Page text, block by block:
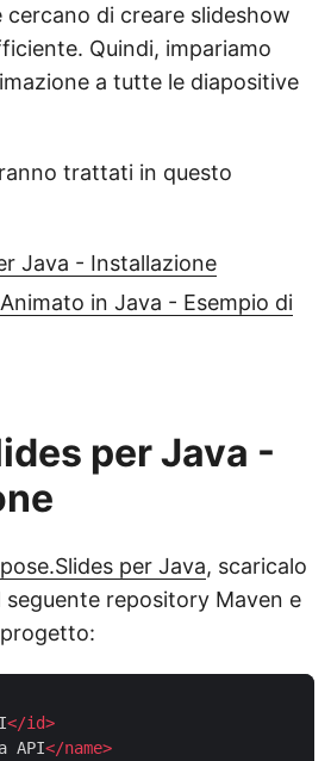
di creare slideshow
Quindi, impariamo
a tutte le diapositive
trattati in questo
Java - Installazione
in Java - Esempio di
per Java -
per Java, scaricalo
seguente repository Maven e
</id>
API</name>